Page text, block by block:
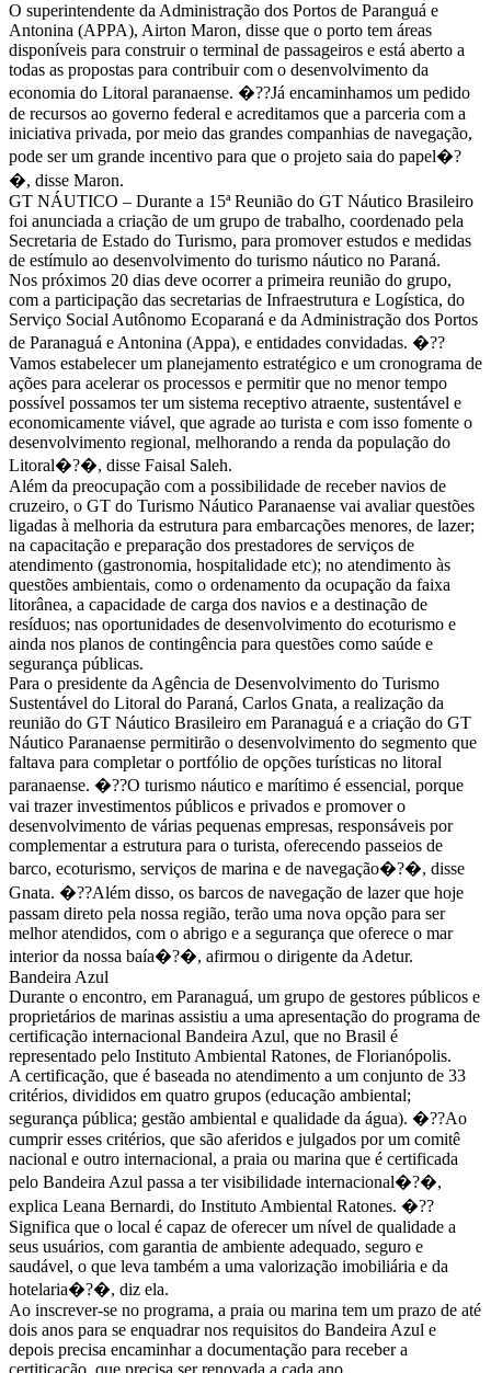
O superintendente da Administração dos Portos de Paranguá e
Antonina (APPA), Airton Maron, disse que o porto tem áreas
disponíveis para construir o terminal de passageiros e está aberto a
todas as propostas para contribuir com o desenvolvimento da
economia do Litoral paranaense. �??Já encaminhamos um pedido
de recursos ao governo federal e acreditamos que a parceria com a
iniciativa privada, por meio das grandes companhias de navegação,
pode ser um grande incentivo para que o projeto saia do papel�?
�, disse Maron.
GT NÁUTICO – Durante a 15ª Reunião do GT Náutico Brasileiro
foi anunciada a criação de um grupo de trabalho, coordenado pela
Secretaria de Estado do Turismo, para promover estudos e medidas
de estímulo ao desenvolvimento do turismo náutico no Paraná.
Nos próximos 20 dias deve ocorrer a primeira reunião do grupo,
com a participação das secretarias de Infraestrutura e Logística, do
Serviço Social Autônomo Ecoparaná e da Administração dos Portos
de Paranaguá e Antonina (Appa), e entidades convidadas. �??
Vamos estabelecer um planejamento estratégico e um cronograma de
ações para acelerar os processos e permitir que no menor tempo
possível possamos ter um sistema receptivo atraente, sustentável e
economicamente viável, que agrade ao turista e com isso fomente o
desenvolvimento regional, melhorando a renda da população do
Litoral�?�, disse Faisal Saleh.
Além da preocupação com a possibilidade de receber navios de
cruzeiro, o GT do Turismo Náutico Paranaense vai avaliar questões
ligadas à melhoria da estrutura para embarcações menores, de lazer;
na capacitação e preparação dos prestadores de serviços de
atendimento (gastronomia, hospitalidade etc); no atendimento às
questões ambientais, como o ordenamento da ocupação da faixa
litorânea, a capacidade de carga dos navios e a destinação de
resíduos; nas oportunidades de desenvolvimento do ecoturismo e
ainda nos planos de contingência para questões como saúde e
segurança públicas.
Para o presidente da Agência de Desenvolvimento do Turismo
Sustentável do Litoral do Paraná, Carlos Gnata, a realização da
reunião do GT Náutico Brasileiro em Paranaguá e a criação do GT
Náutico Paranaense permitirão o desenvolvimento do segmento que
faltava para completar o portfólio de opções turísticas no litoral
paranaense. �??O turismo náutico e marítimo é essencial, porque
vai trazer investimentos públicos e privados e promover o
desenvolvimento de várias pequenas empresas, responsáveis por
complementar a estrutura para o turista, oferecendo passeios de
barco, ecoturismo, serviços de marina e de navegação�?�, disse
Gnata. �??Além disso, os barcos de navegação de lazer que hoje
passam direto pela nossa região, terão uma nova opção para ser
melhor atendidos, com o abrigo e a segurança que oferece o mar
interior da nossa baía�?�, afirmou o dirigente da Adetur.
Bandeira Azul
Durante o encontro, em Paranaguá, um grupo de gestores públicos e
proprietários de marinas assistiu a uma apresentação do programa de
certificação internacional Bandeira Azul, que no Brasil é
representado pelo Instituto Ambiental Ratones, de Florianópolis.
A certificação, que é baseada no atendimento a um conjunto de 33
critérios, divididos em quatro grupos (educação ambiental;
segurança pública; gestão ambiental e qualidade da água). �??Ao
cumprir esses critérios, que são aferidos e julgados por um comitê
nacional e outro internacional, a praia ou marina que é certificada
pelo Bandeira Azul passa a ter visibilidade internacional�?�,
explica Leana Bernardi, do Instituto Ambiental Ratones. �??
Significa que o local é capaz de oferecer um nível de qualidade a
seus usuários, com garantia de ambiente adequado, seguro e
saudável, o que leva também a uma valorização imobiliária e da
hotelaria�?�, diz ela.
Ao inscrever-se no programa, a praia ou marina tem um prazo de até
dois anos para se enquadrar nos requisitos do Bandeira Azul e
depois precisa encaminhar a documentação para receber a
certiticação, que precisa ser renovada a cada ano.